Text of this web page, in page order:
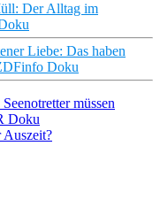
Der Alltag im
Liebe: Das haben
Doku
müssen
Doku
Auszeit?